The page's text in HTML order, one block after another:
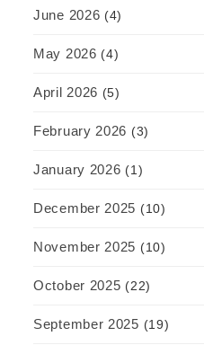
June 2026 (4)
May 2026 (4)
April 2026 (5)
February 2026 (3)
January 2026 (1)
December 2025 (10)
November 2025 (10)
October 2025 (22)
September 2025 (19)